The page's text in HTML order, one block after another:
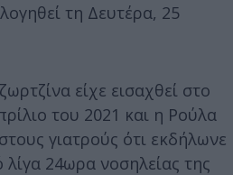
τη Δευτέρα, 25
είχε εισαχθεί στο
του 2021 και η Ρούλα
γιατρούς ότι εκδήλωνε
24ωρα νοσηλείας της